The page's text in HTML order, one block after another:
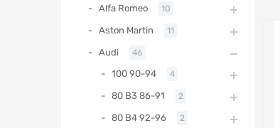
Alfa Romeo 10
Aston Martin 11
Audi 46
100 90-94 4
80 B3 86-91 2
80 B4 92-96 2